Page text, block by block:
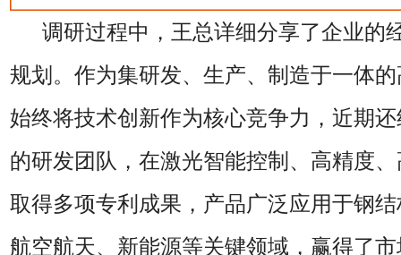
调研过程中， 王总详细分享了企业的
规划。作为集研发、生产、制造于一体
始终将技术创新作为核心竞争力，近期还
的研发团队，在激光智能控制、高精度
取得多项专利成果，产品广泛应用于钢
航空航天、新能源等关键领域，赢得了